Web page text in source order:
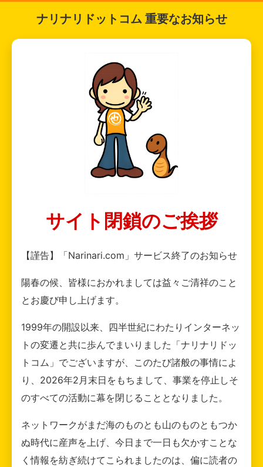
ナリナリドットコム 重要なお知らせ
サイト閉鎖のご挨拶
【謹告】「Narinari.com」サービス終了のお知らせ
陽春の候、皆様におかれましては益々ご清祥のこと
とお慶び申し上げます。
1999年の開設以来、四半世紀にわたりインターネッ
トの変遷と共に歩んでまいりました「ナリナリドッ
トコム」でございますが、このたび諸般の事情によ
り、2026年2月末日をもちまして、事業を停止しそ
のすべての活動に幕を閉じることとなりました。
ネットワークがまだ海のものとも山のものともつか
ぬ時代に産声を上げ、今日まで一日も欠かすことな
く情報を紡ぎ続けてこられましたのは、偏に読者の